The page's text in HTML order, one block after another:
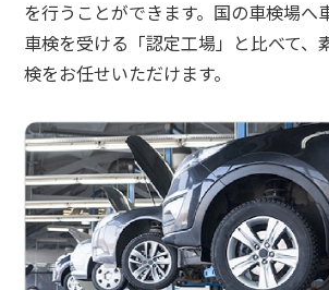
を行うことができます。国の車検場へ
車検を受ける「認定工場」と比べて、
検をお任せいただけます。